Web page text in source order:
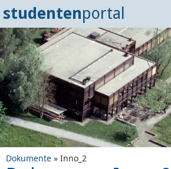
studentenportal
Home
Dokumente
Events
? Tipps
Login
Dokumente » Inno_2